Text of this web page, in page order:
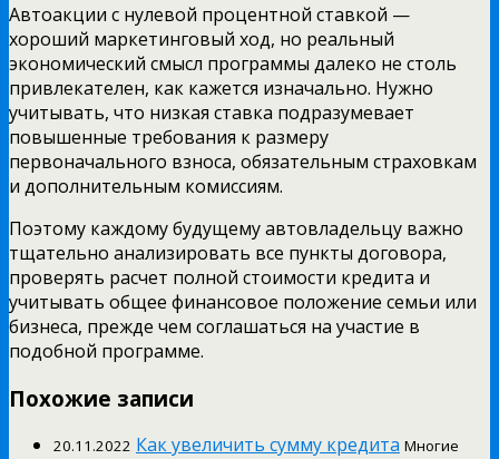
Автоакции с нулевой процентной ставкой —
хороший маркетинговый ход, но реальный
экономический смысл программы далеко не столь
привлекателен, как кажется изначально. Нужно
учитывать, что низкая ставка подразумевает
повышенные требования к размеру
первоначального взноса, обязательным страховкам
и дополнительным комиссиям.
Поэтому каждому будущему автовладельцу важно
тщательно анализировать все пункты договора,
проверять расчет полной стоимости кредита и
учитывать общее финансовое положение семьи или
бизнеса, прежде чем соглашаться на участие в
подобной программе.
Похожие записи
20.11.2022 Как увеличить сумму кредита Многие